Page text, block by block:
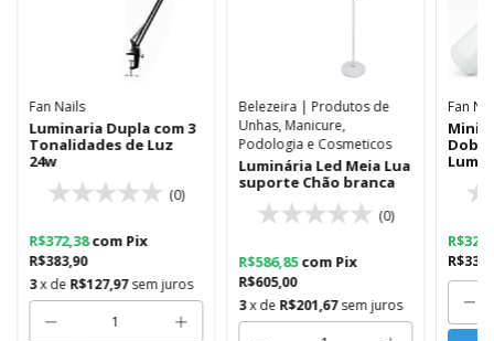
Fan Nails
Luminaria Dupla com 3
Tonalidades de Luz
24w
(0)
R$383,90
R$372,38com Pix
3x de R$127,97 sem juros
Belezeira | Produtos de
Unhas, Manicure,
Podologia e Cosmeticos
Luminária Led Meia Lua
suporte Chão branca
(0)
R$605,00
R$586,85com Pix
3x de R$201,67 sem juros
Fan
Mini